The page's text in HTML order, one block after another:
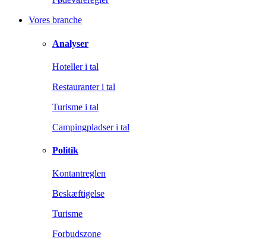
Vores branche
Analyser
Hoteller i tal
Restauranter i tal
Turisme i tal
Campingpladser i tal
Politik
Kontantreglen
Beskæftigelse
Turisme
Forbudszone